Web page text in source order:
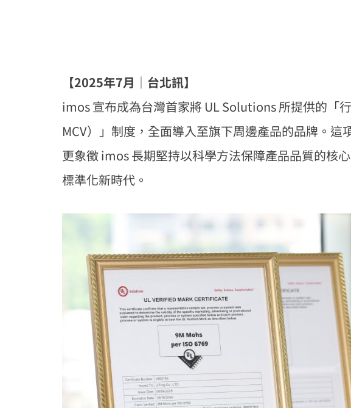
【2025年7月│台北訊】
imos 宣布成為台灣首家將 UL Solutions 所提供的
MCV）」制度，全面導入至旗下周邊產品的品牌。
更象徵 imos 長期堅持以科學方法保障產品品質的核
標準化新時代。